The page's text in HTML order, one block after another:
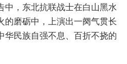
中，东北抗联战士在白山黑水
的磨砺中，上演出一阕气贯长
华民族自强不息、百折不挠的